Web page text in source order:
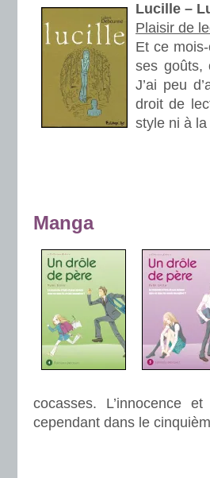
Lucille –
Plaisir de
Et ce
ses goûts,
J’ai peu
droit de
style ni à
Manga
cocasses. L’innocence
cependant dans le